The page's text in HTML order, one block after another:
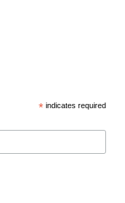
* indicates required